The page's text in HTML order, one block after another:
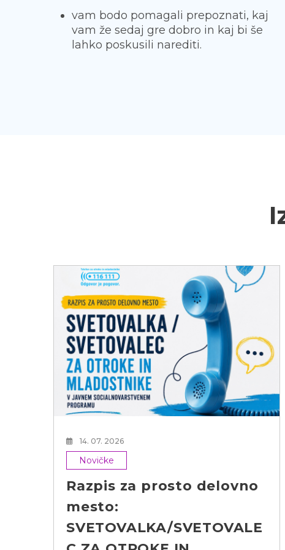
vam bodo pomagali prepoznati, kaj
vam že sedaj gre dobro in kaj bi še
lahko poskusili narediti.
14. 07. 2026
Novičke
Razpis za prosto delovno
mesto:
SVETOVALKA/SVETOVALE